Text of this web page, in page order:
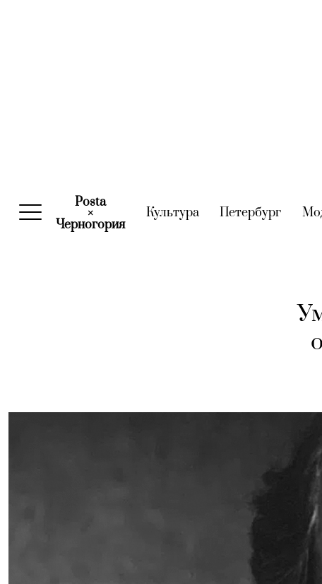
Posta
×
Черногория(current)
Культура(current)
Петербург